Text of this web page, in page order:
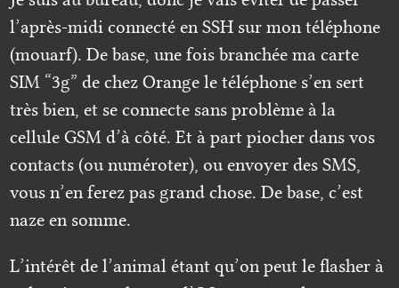
l’après-midi connecté en SSH sur mon téléphone
(mouarf). De base, une fois branchée ma carte
SIM “3g” de chez Orange le téléphone s’en sert
très bien, et se connecte sans problème à la
cellule GSM d’à côté. Et à part piocher dans vos
contacts (ou numéroter), ou envoyer des SMS,
vous n’en ferez pas grand chose. De base, c’est
naze en somme.
L’intérêt de l’animal étant qu’on peut le flasher à